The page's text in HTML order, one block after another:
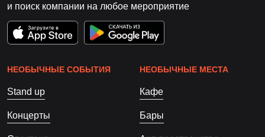
и поиск компании на любое мероприятие
НЕОБЫЧНЫЕ СОБЫТИЯ
Stand up
Концерты
НЕОБЫЧНЫЕ МЕСТА
Кафе
Бары